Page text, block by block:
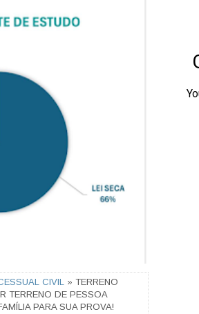
CIVIL » TERRENO
TERRENO DE PESSOA
PARA SUA PROVA!